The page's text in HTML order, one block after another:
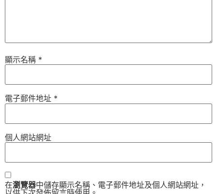
顯示名稱 *
電子郵件地址 *
個人網站網址
在瀏覽器中儲存顯示名稱、電子郵件地址及個人網站網址，